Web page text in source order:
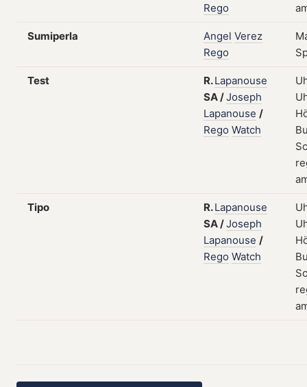
Rego
Sumiperla Angel Verez
Rego
Test R.Lapanouse
SA/Joseph
Lapanouse /
Rego Watch
Tipo R.Lapanouse
SA/Joseph
Lapanouse /
Rego Watch